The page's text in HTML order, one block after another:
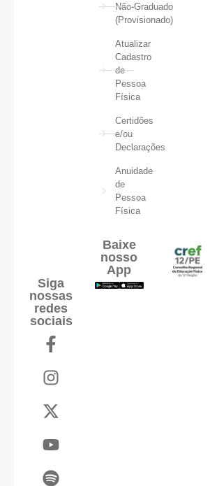
Não-Graduado
(Provisionado)
Atualizar
Cadastro
de
Pessoa
Física
Certidões
e/ou
Declarações
Anuidade
de
Pessoa
Física
Siga
nossas
redes
sociais
Baixe
nosso
App